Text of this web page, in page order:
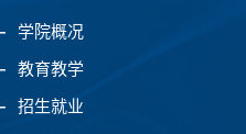
学院概况
教育教学
招生就业